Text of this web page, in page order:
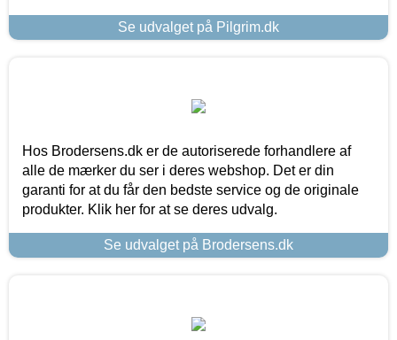
Se udvalget på Pilgrim.dk
Hos Brodersens.dk er de autoriserede forhandlere af
alle de mærker du ser i deres webshop. Det er din
garanti for at du får den bedste service og de originale
produkter. Klik her for at se deres udvalg.
Se udvalget på Brodersens.dk